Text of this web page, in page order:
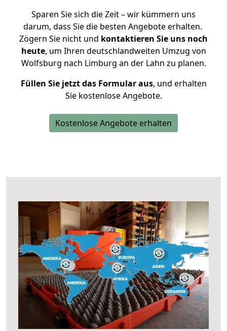
Sparen Sie sich die Zeit – wir kümmern uns
darum, dass Sie die besten Angebote erhalten.
Zögern Sie nicht und kontaktieren Sie uns noch
heute, um Ihren deutschlandweiten Umzug von
Wolfsburg nach Limburg an der Lahn zu planen.
Füllen Sie jetzt das Formular aus, und erhalten
Sie kostenlose Angebote.
Kostenlose Angebote erhalten